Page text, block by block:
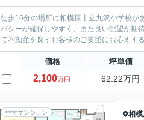
徒歩16分の場所に相模原市立九沢小学校が
バシーが確保しやすく、また良い眺望が期
て不動産を探すお客様のご要望にお応えす
価格 坪単価
2,100万円 62.22万円
中古マンション 相